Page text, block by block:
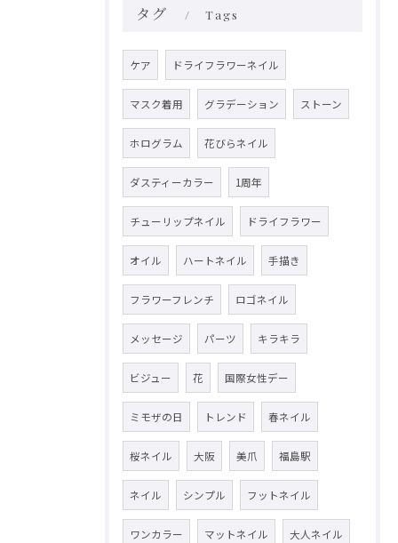
タグ Tags
ケア ドライフラワーネイル
マスク着用 グラデーション ストーン
ホログラム 花びらネイル
ダスティーカラー 1周年
チューリップネイル ドライフラワー
オイル ハートネイル 手描き
フラワーフレンチ ロゴネイル
メッセージ パーツ キラキラ
ビジュー 花 国際女性デー
ミモザの日 トレンド 春ネイル
桜ネイル 大阪 美爪 福島駅
ネイル シンプル フットネイル
ワンカラー マットネイル 大人ネイル